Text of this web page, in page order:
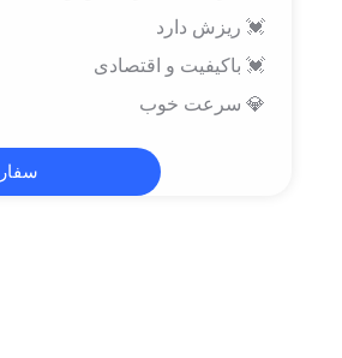
💓 ریزش دارد
💓 باکیفیت و اقتصادی
💎 سرعت خوب